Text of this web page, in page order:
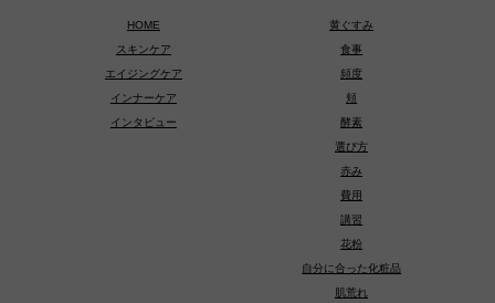
HOME
スキンケア
エイジングケア
インナーケア
インタビュー
黄ぐすみ
食事
頻度
頬
酵素
選び方
赤み
費用
講習
花粉
自分に合った化粧品
肌荒れ